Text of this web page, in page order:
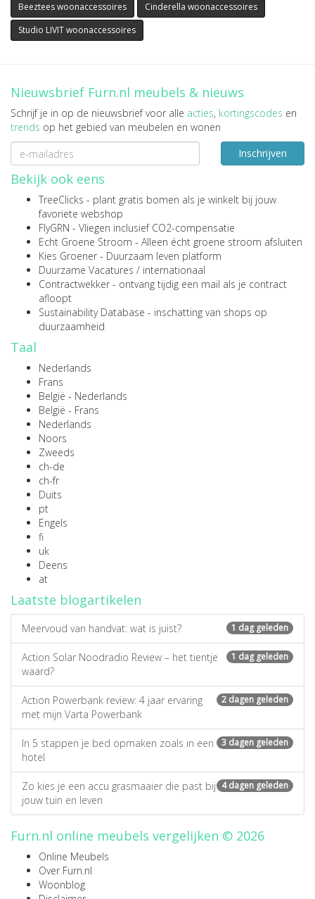
Beeztees woonaccessoires
Cinderella woonaccessoires
Studio LIVIT woonaccessoires
Nieuwsbrief Furn.nl meubels & nieuws
Schrijf je in op de nieuwsbrief voor alle acties, kortingscodes en
trends op het gebied van meubelen en wonen
Inschrijven
Bekijk ook eens
TreeClicks - plant gratis bomen als je winkelt bij jouw
favoriete webshop
FlyGRN - Vliegen inclusief CO2-compensatie
Echt Groene Stroom - Alleen écht groene stroom afsluiten
Kies Groener - Duurzaam leven platform
Duurzame Vacatures / internationaal
Contractwekker - ontvang tijdig een mail als je contract
afloopt
Sustainability Database - inschatting van shops op
duurzaamheid
Taal
Nederlands
Frans
België - Nederlands
België - Frans
Nederlands
Noors
Zweeds
ch-de
ch-fr
Duits
pt
Engels
fi
uk
Deens
at
Laatste blogartikelen
1 dag geleden
Meervoud van handvat: wat is juist?
1 dag geleden
Action Solar Noodradio Review – het tientje
waard?
2 dagen geleden
Action Powerbank review: 4 jaar ervaring
met mijn Varta Powerbank
3 dagen geleden
In 5 stappen je bed opmaken zoals in een
hotel
4 dagen geleden
Zo kies je een accu grasmaaier die past bij
jouw tuin en leven
Furn.nl online meubels vergelijken © 2026
Online Meubels
Over Furn.nl
Woonblog